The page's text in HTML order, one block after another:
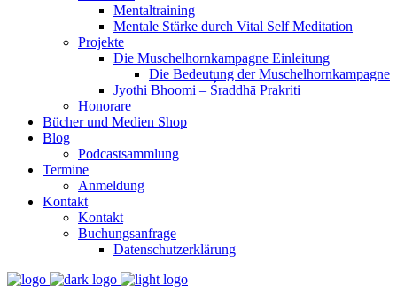
Mentaltraining
Mentale Stärke durch Vital Self Meditation
Projekte
Die Muschelhornkampagne Einleitung
Die Bedeutung der Muschelhornkampagne
Jyothi Bhoomi – Śraddhā Prakriti
Honorare
Bücher und Medien Shop
Blog
Podcastsammlung
Termine
Anmeldung
Kontakt
Kontakt
Buchungsanfrage
Datenschutzerklärung